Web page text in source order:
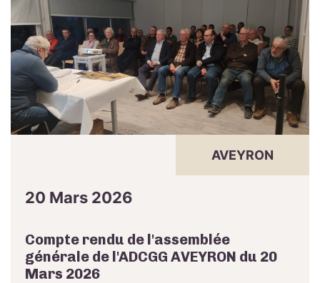
AVEYRON
20 Mars 2026
Compte rendu de l'assemblée
générale de l'ADCGG AVEYRON du 20
Mars 2026